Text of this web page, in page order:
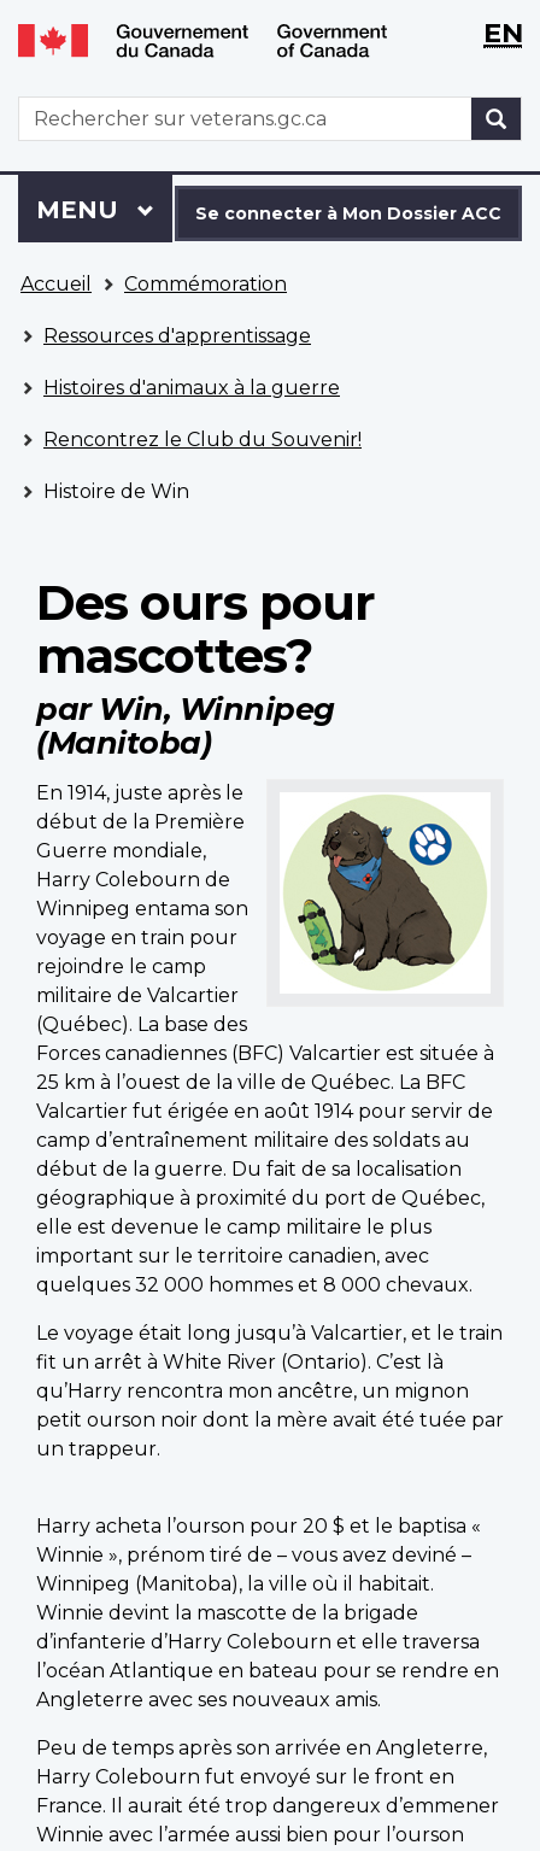
Aller
au
principal
Passer
à
version
HTML
simplifiée
WxT
WxTEN
WxT
Search
form
connecter
à
Dossier
ACC
Se connecter à Mon Dossier ACC
Menu
MENU PRINCIPAL
êtes
ici
Accueil Commémoration
Ressources d'apprentissage
Histoires d'animaux à la guerre
Rencontrez le Club du Souvenir!
Histoire de Win
Des ours pour
mascottes?
par Win, Winnipeg
(Manitoba)
En 1914, juste après le
début de la Première
Guerre mondiale,
Harry Colebourn de
Winnipeg entama son
voyage en train pour
rejoindre le camp
militaire de Valcartier
(Québec). La base des
Forces canadiennes (BFC) Valcartier est située à
25 km à l’ouest de la ville de Québec. La BFC
Valcartier fut érigée en août 1914 pour servir de
camp d’entraînement militaire des soldats au
début de la guerre. Du fait de sa localisation
géographique à proximité du port de Québec,
elle est devenue le camp militaire le plus
important sur le territoire canadien, avec
quelques 32 000 hommes et 8 000 chevaux.
Le voyage était long jusqu’à Valcartier, et le train
fit un arrêt à White River (Ontario). C’est là
qu’Harry rencontra mon ancêtre, un mignon
petit ourson noir dont la mère avait été tuée par
un trappeur.
Harry acheta l’ourson pour 20 $ et le baptisa «
Winnie », prénom tiré de – vous avez deviné –
Winnipeg (Manitoba), la ville où il habitait.
Winnie devint la mascotte de la brigade
d’infanterie d’Harry Colebourn et elle traversa
l’océan Atlantique en bateau pour se rendre en
Angleterre avec ses nouveaux amis.
Peu de temps après son arrivée en Angleterre,
Harry Colebourn fut envoyé sur le front en
France. Il aurait été trop dangereux d’emmener
Winnie avec l’armée aussi bien pour l’ourson